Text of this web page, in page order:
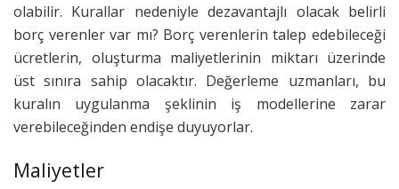
olabilir. Kurallar nedeniyle dezavantajlı olacak belirli
borç verenler var mı? Borç verenlerin talep edebileceği
ücretlerin, oluşturma maliyetlerinin miktarı üzerinde
üst sınıra sahip olacaktır. Değerleme uzmanları, bu
kuralın uygulanma şeklinin iş modellerine zarar
verebileceğinden endişe duyuyorlar.
Maliyetler